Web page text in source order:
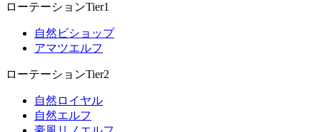
ローテーションTier1
自然ビショップ
アマツエルフ
ローテーションTier2
自然ロイヤル
自然エルフ